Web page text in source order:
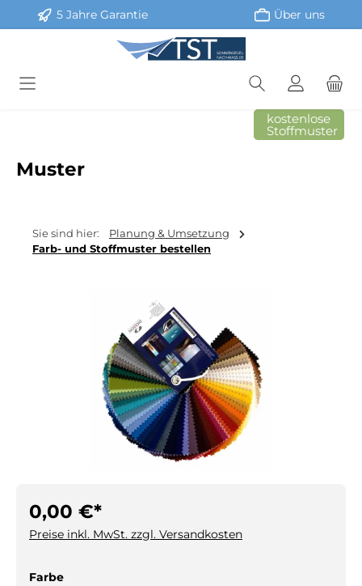
Zum Hauptinhalt springen
5 Jahre Garantie Über uns
kostenlose
Stoffmuster
Muster
Sie sind hier:
Planung & Umsetzung
Farb- und Stoffmuster bestellen
0,00 €*
Preise inkl. MwSt. zzgl. Versandkosten
Farbeauswählen